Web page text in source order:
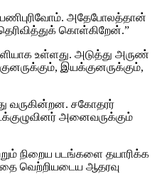
அதேபோலத்தான்
கொள்கிறேன்.”
உள்ளது. அடுத்து அருண்
இயக்குனருக்கும்,
வருகின்றன. சகோதரர்
அனைவருக்கும்
நிறைய படங்களை தயாரிக்க
வெற்றியடைய ஆதரவு